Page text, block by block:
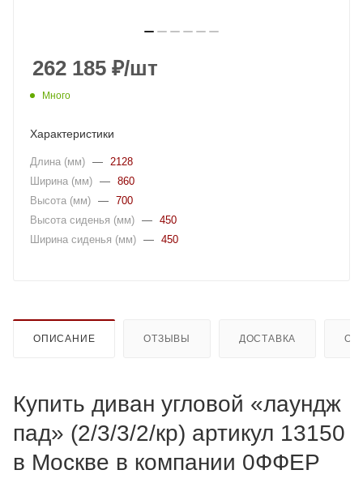
262 185 ₽/шт
Много
Характеристики
Длина (мм) —
2128
Ширина (мм) — 860
Высота (мм) — 700
Высота сиденья (мм) — 450
Ширина сиденья (мм) — 450
ОПИСАНИЕ ОТЗЫВЫ ДОСТАВКА
Купить диван угловой «лаундж
пад» (2/3/3/2/кр) артикул 13150
в Москве в компании 0ФФЕР